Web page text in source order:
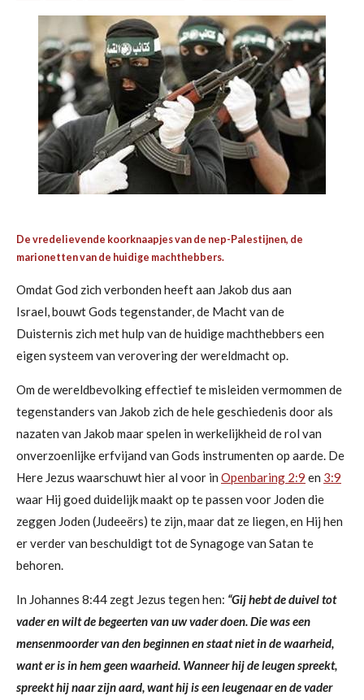
De vredelievende koorknaapjes van de nep-Palestijnen, de
marionetten van de huidige machthebbers.
Omdat God zich verbonden heeft aan Jakob dus aan
Israel,bouwtGods tegenstander, de Macht van de
Duisternis zich met hulp van de huidige machthebbers een
eigen systeem van verovering der wereldmacht op.
Om de wereldbevolking effectief te misleiden vermommen de
tegenstanders van Jakob zich de hele geschiedenis door als
nazaten van Jakob maar spelen in werkelijkheid de rol van
onverzoenlijke erfvijand van Gods instrumenten op aarde. De
Here Jezus waarschuwt hier al voor in Openbaring 2:9 en 3:9
waar Hij goed duidelijk maakt op te passen voor Joden die
zeggen Joden (Judeeërs) te zijn, maar dat ze liegen, en Hij hen
er verder van beschuldigt tot de Synagoge van Satan te
behoren.
In Johannes 8:44 zegt Jezus tegen hen: “Gij hebt de duivel tot
vader en wilt de begeerten van uw vader doen. Die was een
mensenmoorder van den beginnen en staat niet in de waarheid,
want er is in hem geen waarheid. Wanneer hij de leugen spreekt,
spreekt hij naar zijn aard, want hij is een leugenaar en de vader